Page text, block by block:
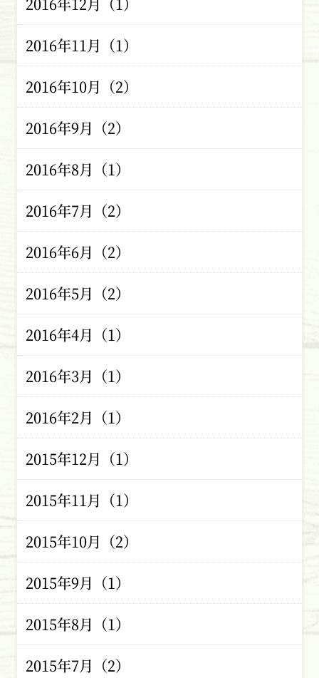
2016年11月（1）
2016年10月（2）
2016年9月（2）
2016年8月（1）
2016年7月（2）
2016年6月（2）
2016年5月（2）
2016年4月（1）
2016年3月（1）
2016年2月（1）
2015年12月（1）
2015年11月（1）
2015年10月（2）
2015年9月（1）
2015年8月（1）
2015年7月（2）